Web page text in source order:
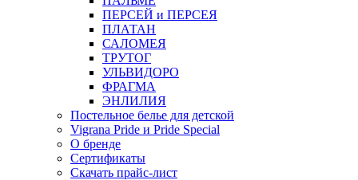
ПЕРСЕЙ и ПЕРСЕЯ
ПЛАТАН
САЛОМЕЯ
ТРУТОГ
УЛЬВИДОРО
ФРАГМА
ЭНЛИЛИЯ
Постельное белье для детской
Vigrana Pride и Pride Special
О бренде
Сертификаты
Скачать прайс-лист